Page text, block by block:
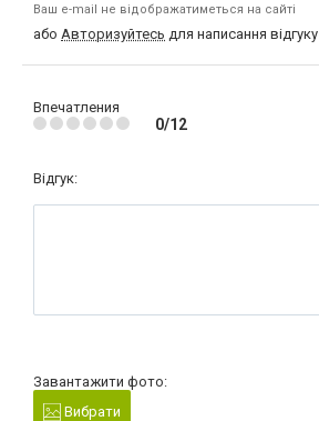
Ваш e-mail не відображатиметься на сайті
або Авторизуйтесь для написання відгуку
Впечатления
0/12
Відгук:
Завантажити фото:
Вибрати